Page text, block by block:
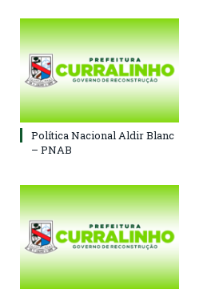
Política Nacional Aldir Blanc
– PNAB